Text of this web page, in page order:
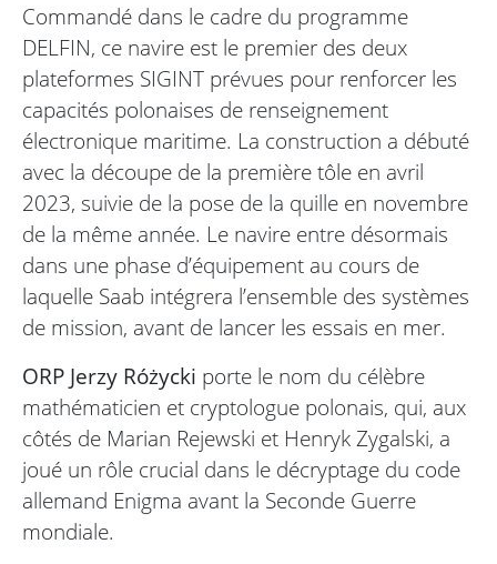
Commandé dans le cadre du programme
DELFIN, ce navire est le premier des deux
plateformes SIGINT prévues pour renforcer les
capacités polonaises de renseignement
électronique maritime. La construction a débuté
avec la découpe de la première tôle en avril
2023, suivie de la pose de la quille en novembre
de la même année. Le navire entre désormais
dans une phase d’équipement au cours de
laquelle Saab intégrera l’ensemble des systèmes
de mission, avant de lancer les essais en mer.
ORP Jerzy Różycki porte le nom du célèbre
mathématicien et cryptologue polonais, qui, aux
côtés de Marian Rejewski et Henryk Zygalski, a
joué un rôle crucial dans le décryptage du code
allemand Enigma avant la Seconde Guerre
mondiale.